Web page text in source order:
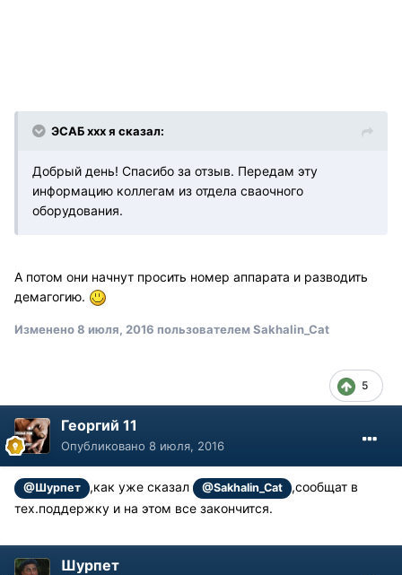
ЭСАБ ххх я сказал:
Добрый день! Спасибо за отзыв. Передам эту
информацию коллегам из отдела сваочного
оборудования.
А потом они начнут просить номер аппарата и разводить
демагогию.
Изменено8 июля, 2016 пользователем Sakhalin_Cat
5
Георгий 11
Опубликовано 8 июля, 2016
@Шурпет ,как уже сказал @Sakhalin_Cat
,сообщат в
тех.поддержку и на этом все закончится.
Шурпет